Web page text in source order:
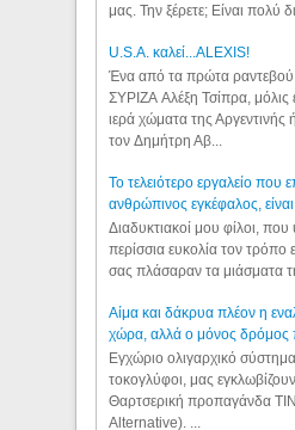
μας. Την ξέρετε; Είναι πολύ
U.S.A. καλεί...ALEXIS!
Ένα από τα πρώτα
ΣΥΡΙΖΑ Αλέξη Τσίπρα,
ιερά χώματα της Αργεντινής
τον Δημήτρη Αβ...
Το τελειότερο εργαλείο που
ανθρώπινος εγκέφαλος,
Διαδυκτιακοί μου φίλοι, που
περίσσια ευκολία τον τρόπο
σας πλάσαραν τα μιάσματα
Αίμα και δάκρυα πλέον η
χώρα, αλλά ο μόνος δρόμος
Εγχώριο ολιγαρχικό σύστημα
τοκογλύφοι, μας
Θαρτσερική προπαγάνδα
Alternative). ...